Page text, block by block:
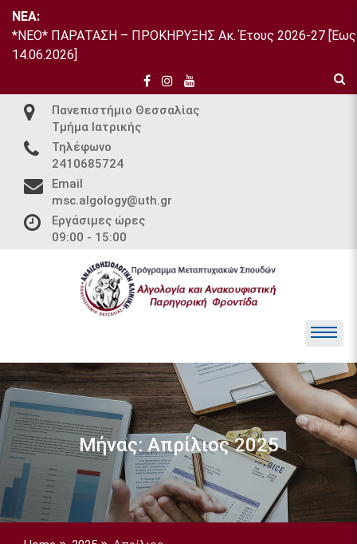
Skip
content
NEA:
*ΝΕΟ* ΠΑΡΑΤΑΣΗ – ΠΡΟΚΗΡΥΞΗΣ Ακ. Έτους 2026-27 [Έως
14.06.2026]
Πανεπιστήμιο Θεσσαλίας
Τμήμα Ιατρικής
Τηλέφωνο
2410685724
Email
msc.algology@uth.gr
Εργάσιμες ώρες
09:00 - 15:00
Μήνας: Απρίλιος 2025